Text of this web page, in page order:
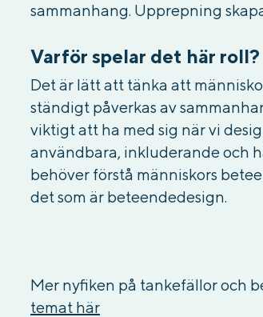
sammanhang. Upprepning
Varför spelar det här roll?
Det är lätt att tänka att
ständigt påverkas av
viktigt att ha med sig när vi
användbara, inkluderande och
behöver förstå människors
det som är beteendedesign.
Mer nyfiken på tankefällor och
temat här